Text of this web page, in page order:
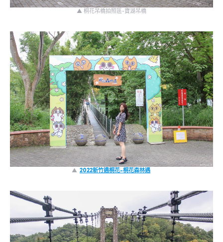
▲ 桐花吊橋拍照區-寶湖吊橋
▲ 2022新竹遶桐花-桐花森林遇